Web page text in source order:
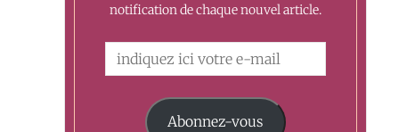
notification de chaque nouvel article.
Abonnez-vous